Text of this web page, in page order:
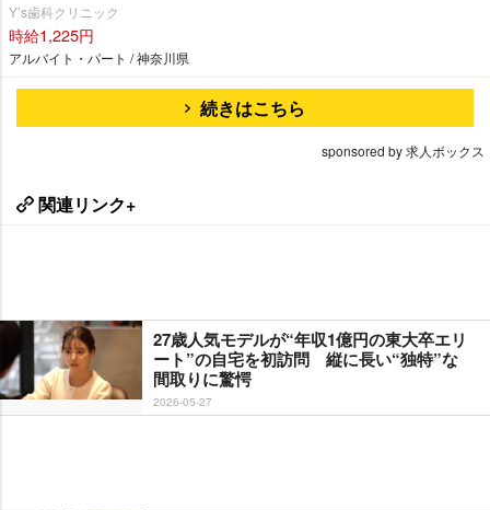
Y’s歯科クリニック
時給1,225円
アルバイト・パート / 神奈川県
続きはこちら
sponsored by 求人ボックス
関連リンク+
27歳人気モデルが“年収1億円の東大卒エリ
ート”の自宅を初訪問 縦に長い“独特”な
間取りに驚愕
2026-05-27